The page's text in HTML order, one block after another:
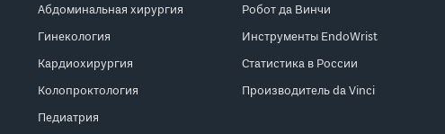
Абдоминальная хирургия
Гинекология
Кардиохирургия
Колопроктология
Педиатрия
Робот да Винчи
Инструменты EndoWrist
Статистика в России
Производитель da Vinci